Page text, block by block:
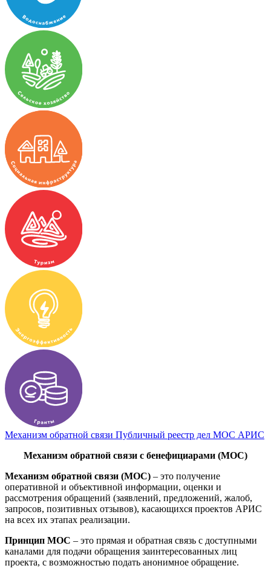
Механизм обратной связи Публичный реестр дел МОС АРИС
Механизм обратной связи с бенефициарами (МОС)
Механизм обратной связи (МОС) – это получение
оперативной и объективной информации, оценки и
рассмотрения обращений (заявлений, предложений, жалоб,
запросов, позитивных отзывов), касающихся проектов АРИС
на всех их этапах реализации.
Принцип МОС – это прямая и обратная связь с доступными
каналами для подачи обращения заинтересованных лиц
проекта, с возможностью подать анонимное обращение.